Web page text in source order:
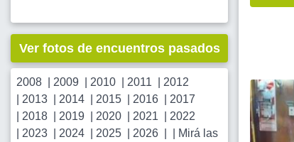
Ver fotos de encuentros pasados
2008 2009 2010 2011
2012
2013 2014 2015 2016
2017
2018 2019 2020 2021
2022
2023 2024 2025 2026
Mirá las